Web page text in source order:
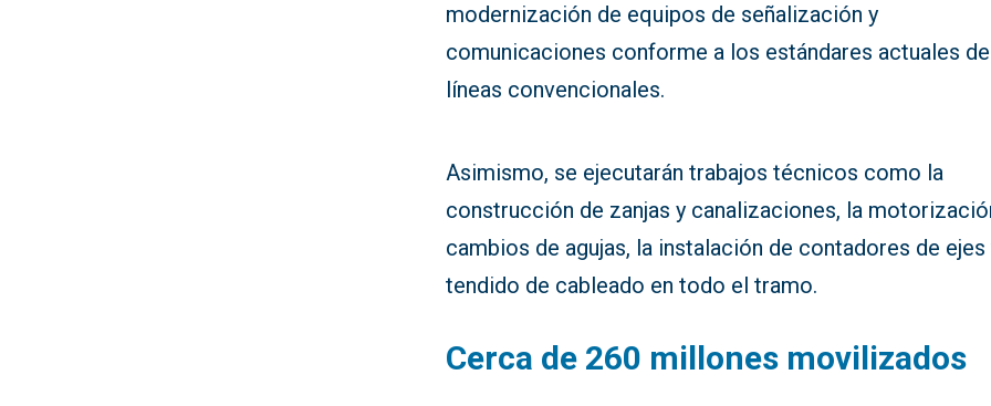
modernización de equipos de señalización y
comunicaciones conforme a los estándares actuales de
líneas convencionales.
Asimismo, se ejecutarán trabajos técnicos como la
construcción de zanjas y canalizaciones, la
cambios de agujas, la instalación de contadores de ejes
tendido de cableado en todo el tramo.
Cerca de 260 millones movilizados